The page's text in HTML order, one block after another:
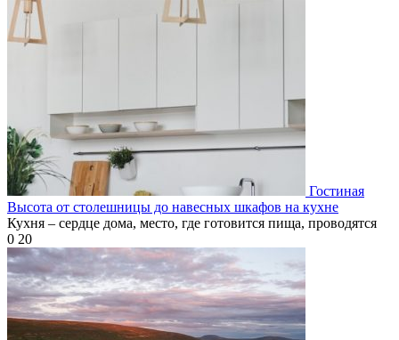
Гостиная
Высота от столешницы до навесных шкафов на кухне
Кухня – сердце дома, место, где готовится пища, проводятся
0 20